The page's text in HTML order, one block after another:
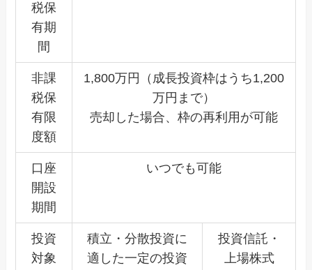
税保
有期
間
非課
税保
有限
度額
1,800万円（成長投資枠はうち1,200
万円まで）
売却した場合、枠の再利用が可能
口座
開設
期間
いつでも可能
投資
対象
積立・分散投資に
適した一定の投資
投資信託・
上場株式